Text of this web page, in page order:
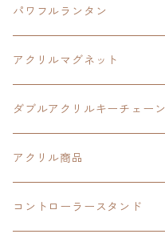
黎の軌跡Ⅱ
碧の軌跡：改
閃の軌跡Ⅲ
黎の軌跡
黎の軌跡Ⅱ
イースⅧ
イースⅩ
創の軌跡
パワフルランタン
創の軌跡
アクリルマグネット
創の軌跡
界の軌跡
ダブルアクリルキーチェーン
創の軌跡
アクリル商品
LEDアクリルカード
コントローラースタンド